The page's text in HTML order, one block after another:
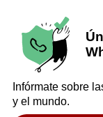
Infórmate sobre
y el mundo.